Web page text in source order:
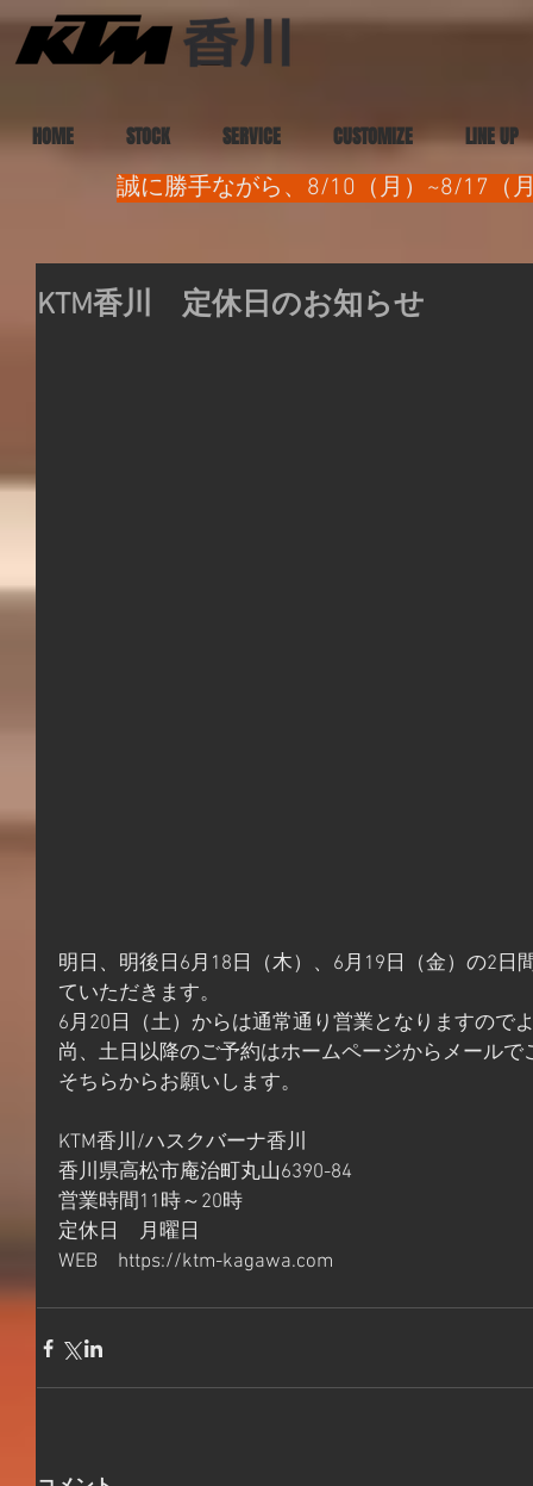
HOME STOCK SERVICE CUSTOMIZE LINE UP
誠に勝手ながら、8/10（月）~8/17（
KTM香川 定休日のお知らせ
明日、明後日6月18日（木）、6月19日（金）の2日
ていただきます。
6月20日（土）からは通常通り営業となりますので
尚、土日以降のご予約はホームページからメールで
そちらからお願いします。
KTM香川/ハスクバーナ香川
香川県高松市庵治町丸山6390-84
営業時間11時～20時
定休日　月曜日
WEB　https://ktm-kagawa.com